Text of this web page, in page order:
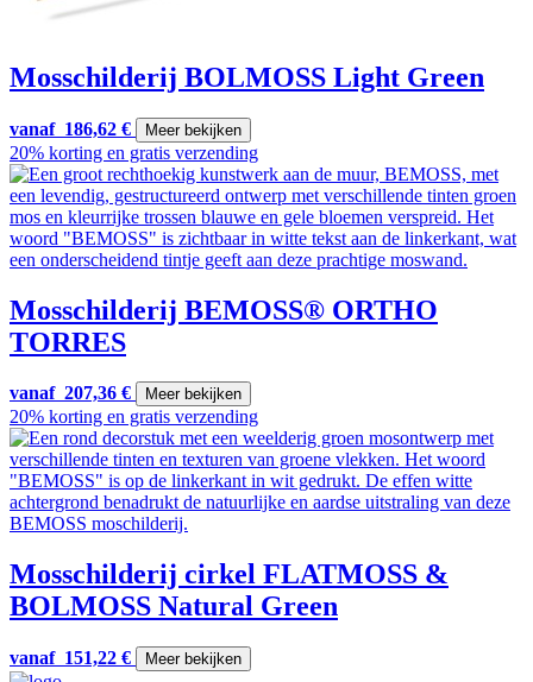
Mosschilderij BOLMOSS Light Green
vanaf 186,62 € Meer bekijken
20% korting en gratis verzending
Mosschilderij BEMOSS® ORTHO
TORRES
vanaf 207,36 € Meer bekijken
20% korting en gratis verzending
Mosschilderij cirkel FLATMOSS &
BOLMOSS Natural Green
vanaf 151,22 € Meer bekijken